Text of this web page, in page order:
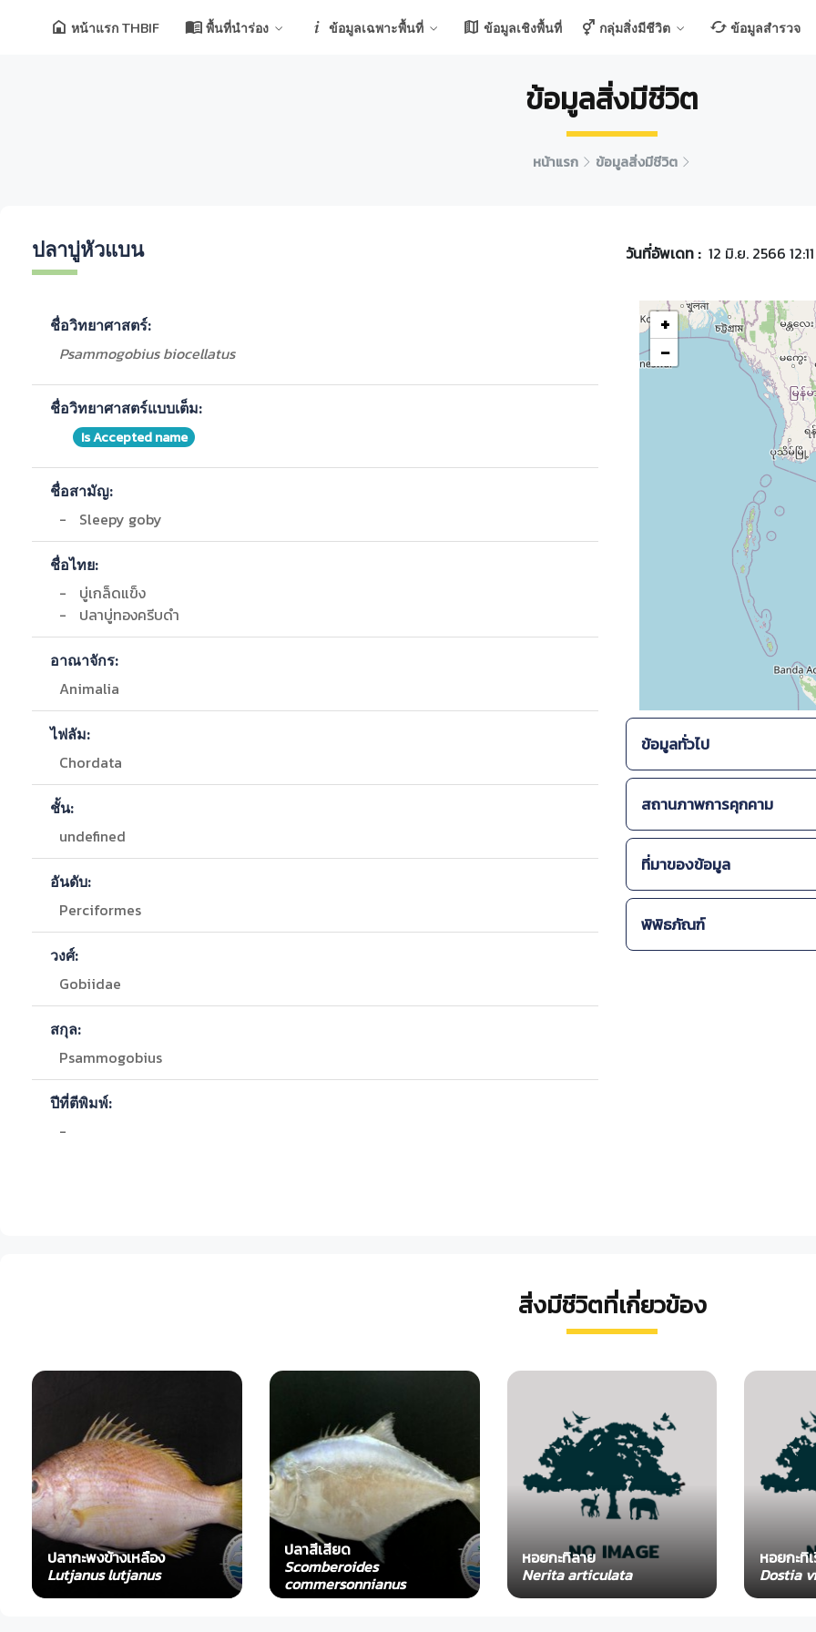
หน้าแรก THBIF พื้นที่นำร่อง ข้อมูลเฉพาะพื้นที่ ข้อมูลเชิงพื้นที่ กลุ่มสิ่งมีชีวิต ข้อมูลสำรวจ
ข้อมูลสิ่งมีชีวิต
หน้าแรก ข้อมูลสิ่งมีชีวิต
ปลาบู่หัวแบน
ชื่อวิทยาศาสตร์:
Psammogobius biocellatus
ชื่อวิทยาศาสตร์แบบเต็ม:
Is Accepted name
ชื่อสามัญ:
- Sleepy goby
ชื่อไทย:
-
บู่เกล็ดแข็ง
-
ปลาบู่ทองครีบดำ
อาณาจักร:
Animalia
ไฟลัม:
Chordata
ชั้น:
undefined
อันดับ:
Perciformes
วงศ์:
Gobiidae
สกุล:
Psammogobius
ปีที่ตีพิมพ์:
-
วันที่อัพเดท : 12 มิ.ย. 2566
+
−
ข้อมูลทั่วไป
สถานภาพการคุกคาม
สถานภาพการคุกคาม (โลก) :
สิ่งมีชีวิตที่มีสถานภาพเ
ที่มาของข้อมูล
Freshwater FISHES IN
พิพิธภัณฑ์
สิ่งมีชีวิตที่เกี่ยวข้อง
ปลากะพงข้างเหลือง
Lutjanus lutjanus
ปลาสีเสียด
Scomberoides
commersonnianus
หอยกะทิลาย
Nerita articulata
หอยกะทิ
Dostia